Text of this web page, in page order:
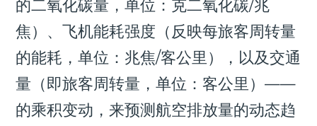
的二氧化碳量，单位：克二氧化碳/兆
焦）、飞机能耗强度（反映每旅客周转量
的能耗，单位：兆焦/客公里），以及交通
量（即旅客周转量，单位：客公里）——
的乘积变动，来预测航空排放量的动态趋